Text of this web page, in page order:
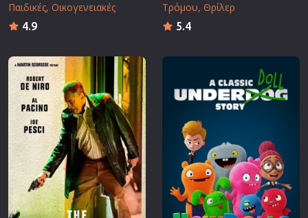
Παιδικές Οικογενειακές
4.9
Τρόμου Θρίλερ
5.4